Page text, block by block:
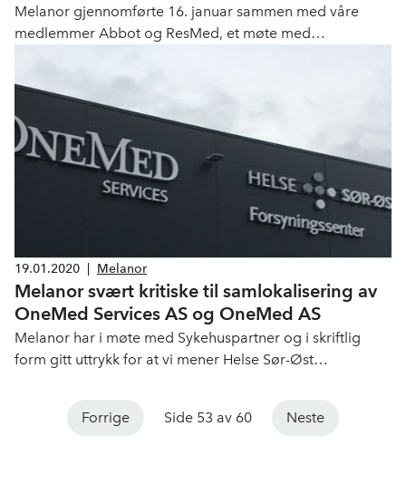
Melanor gjennomførte 16. januar sammen med våre
medlemmer Abbot og ResMed, et møte med
personvern og datasikkerhet.
19.01.2020 Melanor
Melanor svært kritiske til samlokalisering av
OneMed Services AS og OneMed AS
Melanor har i møte med Sykehuspartner og i skriftlig
form gitt uttrykk for at vi mener Helse Sør-Øst
bedrifter i Norge.
Forrige Side 53 av 60 Neste